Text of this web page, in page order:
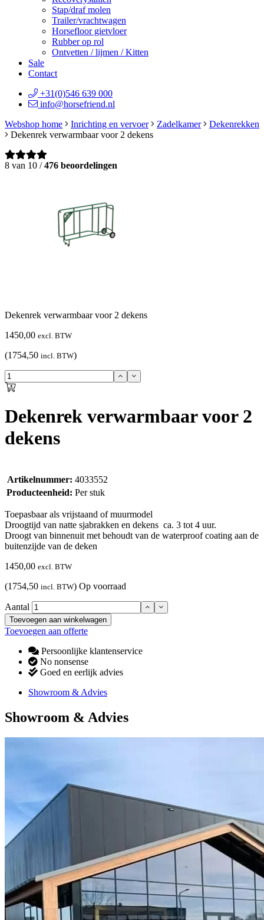
Stap/draf molen
Trailer/vrachtwagen
Horsefloor gietvloer
Rubber op rol
Ontvetten / lijmen / Kitten
Sale
Contact
+31(0)546 639 000
info@horsefriend.nl
Webshop home
Inrichting en vervoer Zadelkamer
Dekenrekken
Dekenrek verwarmbaar voor 2 dekens
8 van 10 /476 beoordelingen
Dekenrek verwarmbaar voor 2 dekens
1450,00 excl. BTW
(1754,50 incl. BTW)
Dekenrek verwarmbaar voor 2
dekens
Artikelnummer: 4033552
Producteenheid: Per stuk
Toepasbaar als vrijstaand of muurmodel
Droogtijd van natte sjabrakken en dekens ca. 3 tot 4 uur.
Droogt van binnenuit met behoudt van de waterproof coating aan de
buitenzijde van de deken
1450,00 excl. BTW
(1754,50 incl. BTW) Op voorraad
Aantal
Toevoegen aan winkelwagen
Toevoegen aan offerte
Persoonlijke klantenservice
No nonsense
Goed en eerlijk advies
Showroom & Advies
Showroom & Advies